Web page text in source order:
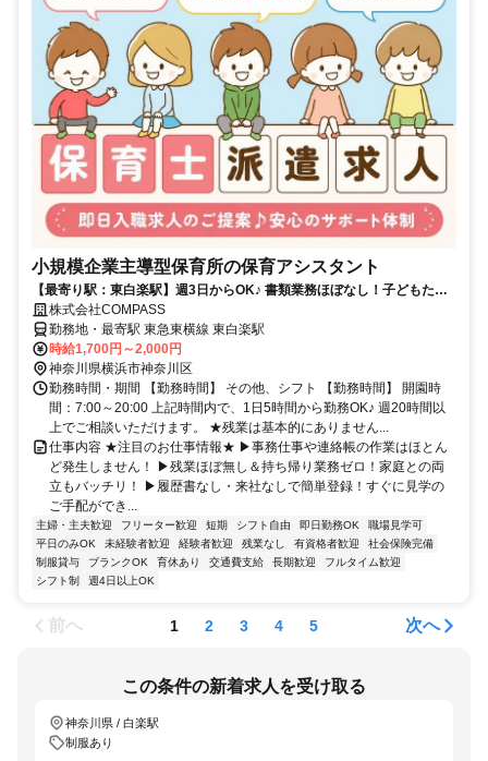
小規模企業主導型保育所の保育アシスタント
【最寄り駅：東白楽駅】週3日からOK♪ 書類業務ほぼなし！子どもたち
とじっくり関われる環境★
株式会社COMPASS
勤務地・最寄駅 東急東横線 東白楽駅
時給1,700円～2,000円
神奈川県横浜市神奈川区
勤務時間・期間 【勤務時間】 その他、シフト 【勤務時間】 開園時
間：7:00～20:00 上記時間内で、1日5時間から勤務OK♪ 週20時間以
上でご相談いただけます。 ★残業は基本的にありません...
仕事内容 ★注目のお仕事情報★ ▶事務仕事や連絡帳の作業はほとん
ど発生しません！ ▶残業ほぼ無し＆持ち帰り業務ゼロ！家庭との両
立もバッチリ！ ▶履歴書なし・来社なしで簡単登録！すぐに見学の
ご手配ができ...
主婦・主夫歓迎 フリーター歓迎 短期 シフト自由 即日勤務OK
職場見学可
平日のみOK
未経験者歓迎 経験者歓迎 残業なし 有資格者歓迎
社会保険完備
制服貸与
ブランクOK 育休あり 交通費支給 長期歓迎
フルタイム歓迎
シフト制
週4日以上OK
前へ 1 2 3 4 5 次へ
この条件の新着求人を受け取る
神奈川県 / 白楽駅
制服あり